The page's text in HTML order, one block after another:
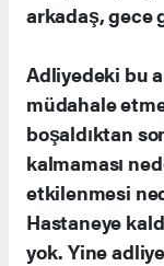
arkadaş, gece
Adliyedeki bu
müdahale
boşaldıktan
kalmaması
etkilenmesi
Hastaneye
yok. Yine